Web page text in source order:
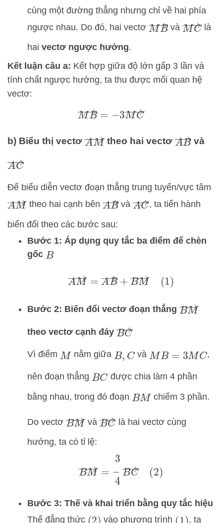
cùng một đường thẳng nhưng chỉ về hai phía
ngược nhau. Do đó, hai vectơ MB→
và MC→
là
hai vectơ ngược hướng.
Kết luận câu a: Kết hợp giữa độ lớn gấp 3 lần và
tính chất ngược hướng, ta thu được mối quan hệ
vectơ:
MB→=−3MC→
b) Biểu thị vectơ AM→
theo hai vectơ AB→
và
AC→
Để biểu diễn vectơ đoạn thẳng trung tuyến/vực tâm
AM→
theo hai cạnh bên AB→
vàAC→
, ta tiến hành
biến đổi theo các bước sau:
Bước 1: Áp dụng quy tắc ba điểm để chèn
gốc B
AM→=AB→+BM (1 )
Bước 2: Biến đổi vectơ đoạn thẳng BM→
theo vectơ cạnh đáy BC→
Vì điểm M nằm giữa B,C và MB= 3MC ,
nên đoạn thẳng BCđược chia làm 4 phần
bằng nhau, trong đó đoạn BM chiếm 3 phần.
Do vectơ BM→
và BC→
là hai vectơ cùng
hướng, ta có tỉ lệ:
34
Bước 3: Thế và khai triển bằng quy tắc hiệu
Thế đẳng thức
vào phương trình , ta